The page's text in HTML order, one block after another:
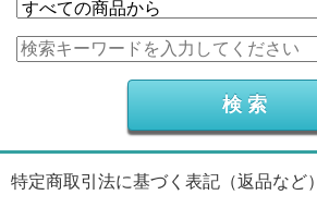
特定商取引法に基づく表記（返品など）